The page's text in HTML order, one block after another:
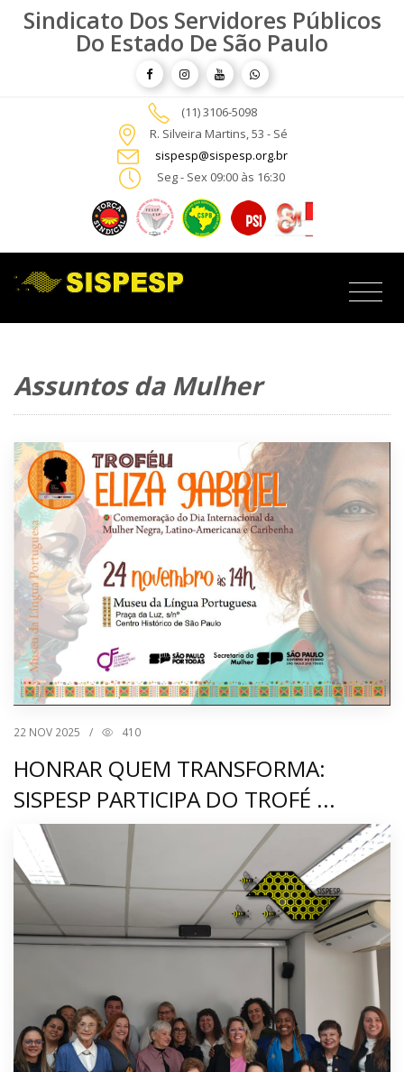
Sindicato Dos Servidores Públicos
Do Estado De São Paulo
(11) 3106-5098
R. Silveira Martins, 53 - Sé
sispesp@sispesp.org.br
Seg - Sex 09:00 às 16:30
Assuntos da Mulher
22 NOV 2025 / 410
HONRAR QUEM TRANSFORMA:
SISPESP PARTICIPA DO TROFÉ ...